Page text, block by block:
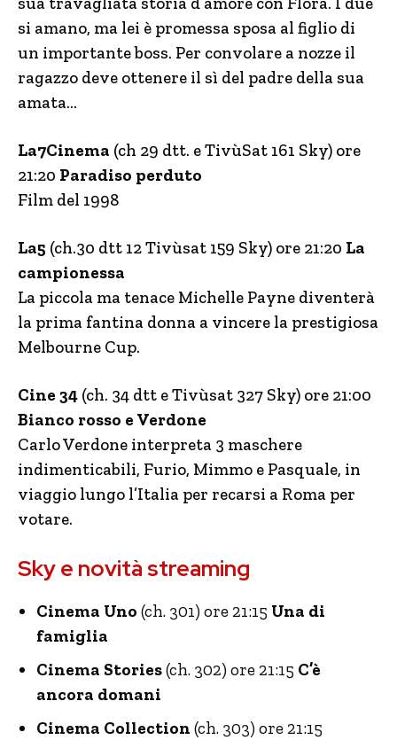
si amano, ma lei è promessa sposa al figlio di
un importante boss. Per convolare a nozze il
ragazzo deve ottenere il sì del padre della sua
amata…
La7Cinema (ch 29 dtt. e TivùSat 161 Sky) ore
21:20 Paradiso perduto
Film del 1998
La5 (ch.30 dtt 12 Tivùsat 159 Sky) ore 21:20 La
campionessa
La piccola ma tenace Michelle Payne diventerà
la prima fantina donna a vincere la prestigiosa
Melbourne Cup.
Cine 34 (ch. 34 dtt e Tivùsat 327 Sky) ore 21:00
Bianco rosso e Verdone
Carlo Verdone interpreta 3 maschere
indimenticabili, Furio, Mimmo e Pasquale, in
viaggio lungo l’Italia per recarsi a Roma per
votare.
Sky e novità streaming
Cinema Uno (ch. 301) ore 21:15 Una di
famiglia
Cinema Stories(ch. 302) ore 21:15 C’è
ancora domani
Cinema Collection (ch. 303) ore 21:15